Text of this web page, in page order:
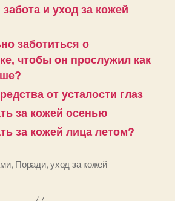
и уход за кожей
заботиться о
чтобы он прослужил как
от усталости глаз
за кожей осенью
за кожей лица летом?
, Поради,уход за кожей